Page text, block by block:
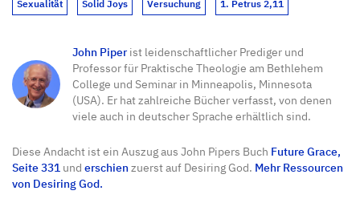
Sexualität Solid Joys Versuchung 1. Petrus 2,11
John Piperist leidenschaftlicher Prediger und
Professor für Praktische Theologie am Bethlehem
College und Seminar in Minneapolis, Minnesota
(USA). Er hat zahlreiche Bücher verfasst, von denen
viele auch in deutscher Sprache erhältlich sind.
Diese Andacht ist ein Auszug aus John Pipers Buch Future Grace,
Seite 331 und erschienzuerst auf Desiring God. Mehr Ressourcen
von Desiring God.